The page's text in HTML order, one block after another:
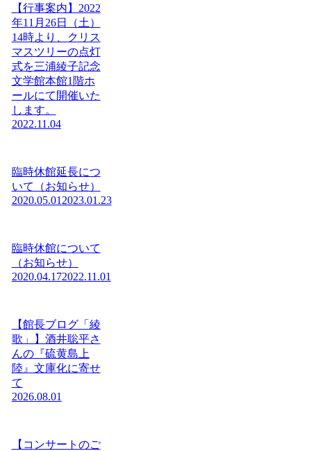
【行事案内】2022
年11月26日（土）
14時より、クリス
マスツリーの点灯
式を三浦綾子記念
文学館本館1階ホ
ールにて開催いた
します。
2022.11.04
臨時休館延長につ
いて（お知らせ）
2020.05.01 2023.01.23
臨時休館について
（お知らせ）
2020.04.172022.11.01
【館長ブログ「綾
歌」】酒井聡平さ
んの『硫黄島上
陸』文庫化に寄せ
て
2026.08.01
【コンサートのご